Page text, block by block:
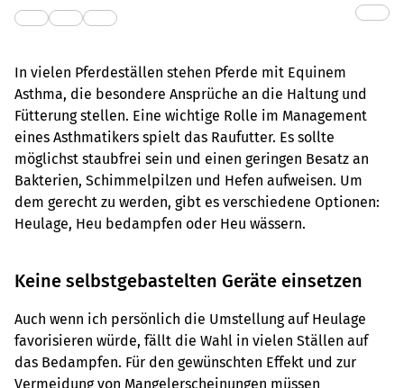
In vielen Pferdeställen stehen Pferde mit Equinem
Asthma, die besondere Ansprüche an die Haltung und
Fütterung stellen. Eine wichtige Rolle im Management
eines Asthmatikers spielt das Raufutter. Es sollte
möglichst staubfrei sein und einen geringen Besatz an
Bakterien, Schimmelpilzen und Hefen aufweisen. Um
dem gerecht zu werden, gibt es verschiedene Optionen:
Heulage, Heu bedampfen oder Heu wässern.
Keine selbstgebastelten Geräte einsetzen
Auch wenn ich persönlich die Umstellung auf Heulage
favorisieren würde, fällt die Wahl in vielen Ställen auf
das Bedampfen. Für den gewünschten Effekt und zur
Vermeidung von Mangelerscheinungen müssen